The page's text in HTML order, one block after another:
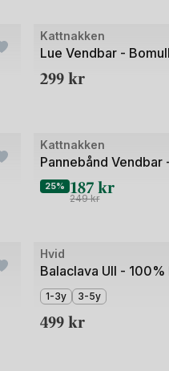
Outlet
Bilde
av
Kattnakken
Lue Vendbar -
299kr
Outlet
Bilde
av
Kattnakken
Pannebånd Vendbar
25% 187kr
249kr
Bilde
av
Hvid
Balaclava Ull - 100%
1-3y 3-5y
499kr